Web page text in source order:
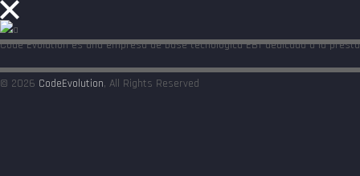
Code Evolution es una empresa de base tecnológica EBT dedicada a la
© 2026 CodeEvolution, All Rights Reserved